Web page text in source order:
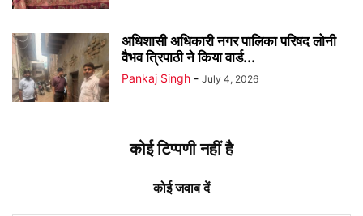
अधिशासी अधिकारी नगर पालिका परिषद लोनी
वैभव त्रिपाठी ने किया वार्ड...
Pankaj Singh - July 4, 2026
कोई टिप्पणी नहीं है
कोई जवाब दें